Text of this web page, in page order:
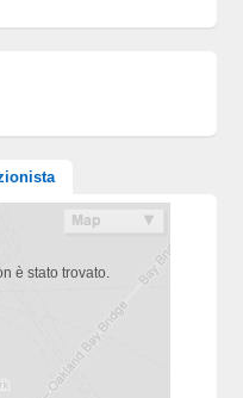
è stato trovato.